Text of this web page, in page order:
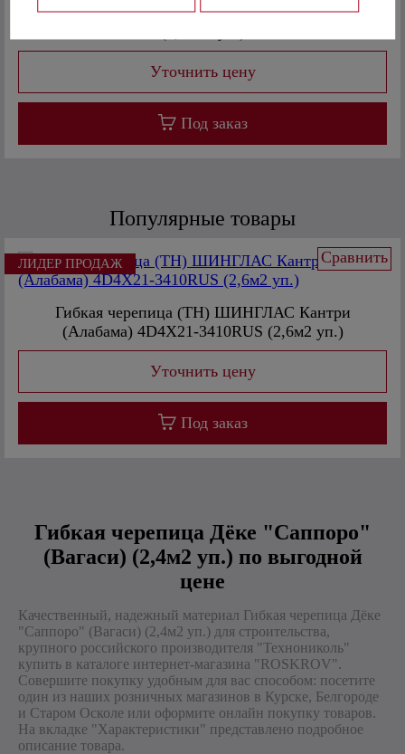
Гибкая черепица Дёке DRAGON LUX (Фладен)
Под заказ
Популярные товары
ЛИДЕР ПРОДАЖ
Гибкая черепица (ТН) ШИНГЛАС Кантри
(Алабама) 4D4X21-3410RUS (2,6м2 уп.)
Под заказ
Сравнить
Гибкая черепица Дёке "Саппоро"
(Вагаси) (2,4м2 уп.) по выгодной
цене
Качественный, надежный материал Гибкая черепица Дёке
"Саппоро" (Вагаси) (2,4м2 уп.) для строительства,
крупного российского производителя "Технониколь"
купить в каталоге интернет-магазина "ROSKROV".
Совершите покупку удобным для вас способом: посетите
один из наших розничных магазинов в Курске, Белгороде
и Старом Осколе или оформите онлайн покупку товаров.
На вкладке "Характеристики" представлено подробное
описание товара.